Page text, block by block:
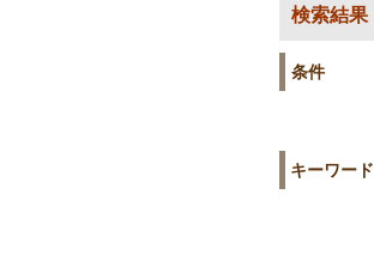
検索結果
条件
キーワード